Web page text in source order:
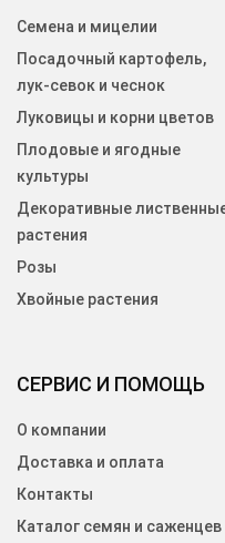
СЕРВИС И ПОМОЩЬ
О компании
Доставка и оплата
Контакты
Каталог семян и саженцев
Семена и мицелии
Посадочный картофель,
лук-севок и чеснок
Луковицы и корни цветов
Плодовые и ягодные
культуры
Декоративные
растения
Розы
Хвойные растения